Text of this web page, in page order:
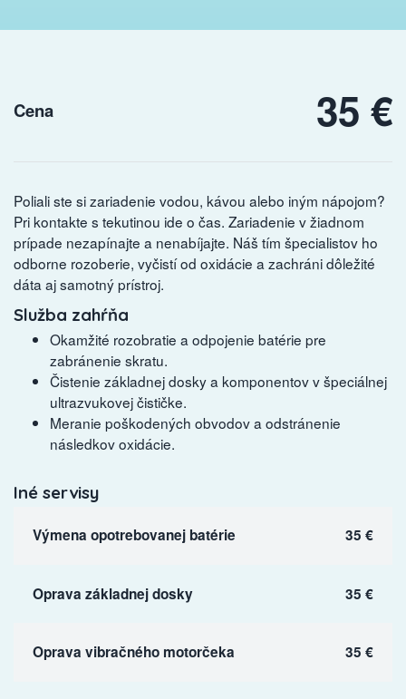
Cena 35 €
Poliali ste si zariadenie vodou, kávou alebo iným nápojom?
Pri kontakte s tekutinou ide o čas. Zariadenie v žiadnom
prípade nezapínajte a nenabíjajte. Náš tím špecialistov ho
odborne rozoberie, vyčistí od oxidácie a zachráni dôležité
dáta aj samotný prístroj.
Služba zahŕňa
Okamžité rozobratie a odpojenie batérie pre
zabránenie skratu.
Čistenie základnej dosky a komponentov v špeciálnej
ultrazvukovej čističke.
Meranie poškodených obvodov a odstránenie
následkov oxidácie.
Iné servisy
Výmena opotrebovanej batérie 35 €
Oprava základnej dosky 35 €
Oprava vibračného motorčeka 35 €